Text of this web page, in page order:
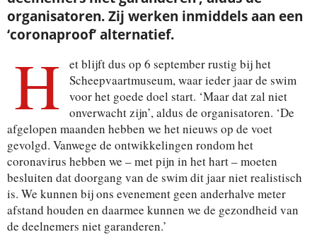
organisatoren. Zij werken inmiddels aan een
‘coronaproof’ alternatief.
H
et blijft dus op 6 september rustig bij het
Scheepvaartmuseum, waar ieder jaar de swim
voor het goede doel start. ‘Maar dat zal niet
onverwacht zijn’, aldus de organisatoren. ‘De
afgelopen maanden hebben we het nieuws op de voet
gevolgd. Vanwege de ontwikkelingen rondom het
coronavirus hebben we – met pijn in het hart – moeten
besluiten dat doorgang van de swim dit jaar niet realistisch
is. We kunnen bij ons evenement geen anderhalve meter
afstand houden en daarmee kunnen we de gezondheid van
de deelnemers niet garanderen.’